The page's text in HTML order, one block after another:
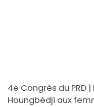
4e Congrès du PRD
Houngbédji aux